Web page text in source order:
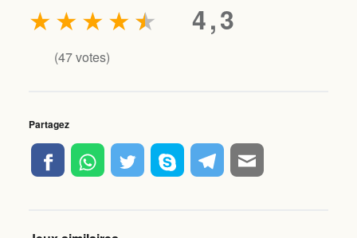
4,3
★
★
★
★
★
(47votes)
Partagez